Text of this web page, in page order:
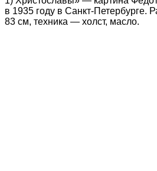
в 1935 году в Санкт-Петербурге.
83 см, техника — холст, масло.